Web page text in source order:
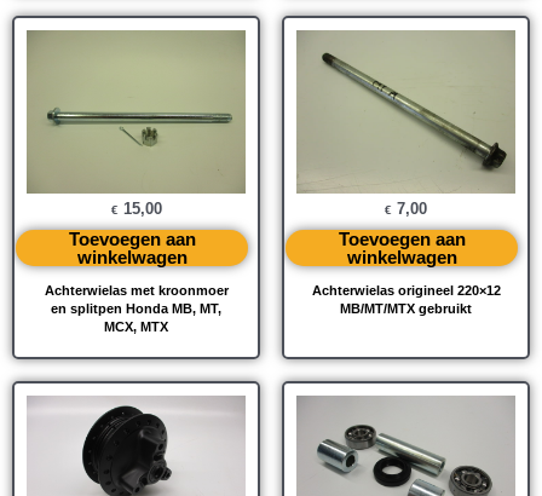
Achterwielas met kroonmoer
en splitpen Honda MB, MT,
MCX, MTX
€ 15,00
Toevoegen aan
winkelwagen
Achterwielas origineel 220×12
MB/MT/MTX gebruikt
€ 7,00
Toevoegen aan
winkelwagen